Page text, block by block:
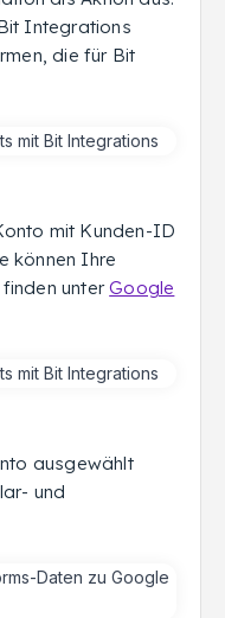
Integrations
die für Bit
mit Kunden-ID
können Ihre
finden unterGoogle
ausgewählt
und